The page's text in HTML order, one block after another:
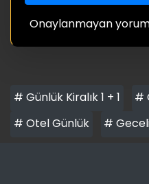
Onaylanmayan
# Günlük Kiralık 1 + 1 #
# Otel Günlük
#